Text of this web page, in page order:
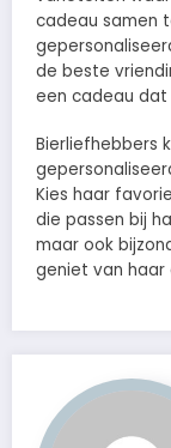
cadeau samen
de beste
een cadeau dat
Bierliefhebbers
Kies haar
die passen bij
maar ook
geniet van haar